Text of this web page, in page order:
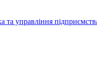
та управління